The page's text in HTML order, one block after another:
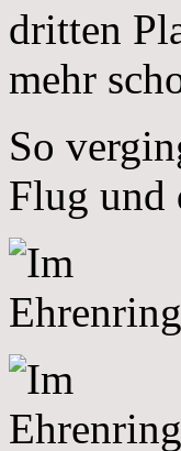
dritten
mehr
So
Flug und